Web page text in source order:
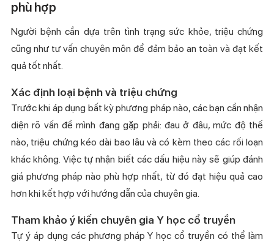
phù hợp
Người bệnh cần dựa trên tình trạng sức khỏe, triệu chứng
cũng như tư vấn chuyên môn để đảm bảo an toàn và đạt kết
quả tốt nhất.
Xác định loại bệnh và triệu chứng
Trước khi áp dụng bất kỳ phương pháp nào, các bạn cần nhận
diện rõ vấn đề mình đang gặp phải: đau ở đâu, mức độ thế
nào, triệu chứng kéo dài bao lâu và có kèm theo các rối loạn
khác không. Việc tự nhận biết các dấu hiệu này sẽ giúp đánh
giá phương pháp nào phù hợp nhất, từ đó đạt hiệu quả cao
hơn khi kết hợp với hướng dẫn của chuyên gia.
Tham khảo ý kiến chuyên gia Y học cổ truyền
Tự ý áp dụng các phương pháp Y học cổ truyền có thể làm